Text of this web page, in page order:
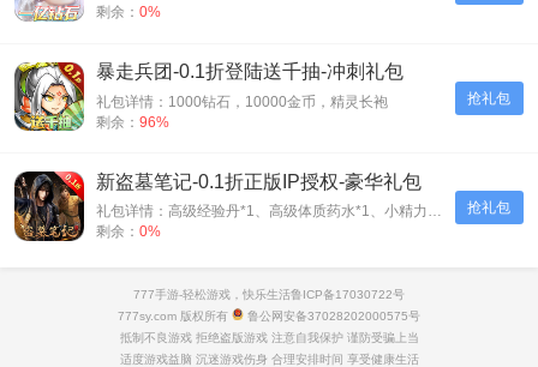
剩余： 0%
抢礼包
暴走兵团-0.1折登陆送千抽-冲刺礼包
礼包详情：1000钻石，10000金币，精灵长袍
剩余： 96%
抢礼包
新盗墓笔记-0.1折正版IP授权-豪华礼包
剩余： 0%
777手游-轻松游戏，快乐生活鲁ICP备17030722号
777sy.com 版权所有
鲁公网安备37028202000575号
抵制不良游戏 拒绝盗版游戏 注意自我保护 谨防受骗上当
适度游戏益脑 沉迷游戏伤身 合理安排时间 享受健康生活